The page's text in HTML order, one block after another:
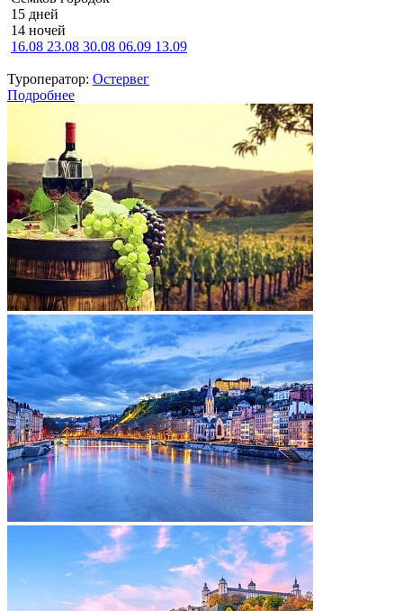
15 дней
14 ночей
16.08 23.08 30.08 06.09 13.09
Туроператор: Остервег
Подробнее